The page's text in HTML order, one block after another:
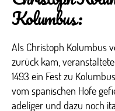
Kolumbus:
Als Christoph Kolumbus
zurück kam,
1493 ein Fest zu
vom spanischen Hofe
adeliger und dazu noch